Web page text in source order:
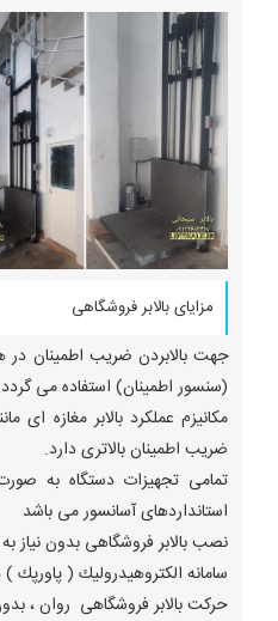
مزایای بالابر فروشگاهی
جهت بالابردن ضریب اطمینان در
(سنسور اطمینان) استفاده می
مکانیزم عملکرد بالابر مغازه ای
ضریب اطمینان بالاتری دارد.
تمامی تجهیزات دستگاه به
استانداردهای آسانسور می باشد
نصب بالابر فروشگاهی بدون نياز
سامانه الكتروهيدروليك ( پاورپك )
حركت بالابر فروشگاهی روان ،